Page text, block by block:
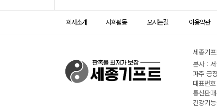
회사소개 사회활동 오시는길 이용약관
세종기
본사 :
파주 공
대표번
통신판
건강기